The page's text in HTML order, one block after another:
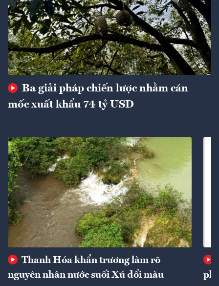
Ba giải pháp chiến lược nhằm cán
mốc xuất khẩu 74 tỷ USD
Thanh Hóa khẩn trương làm rõ
nguyên nhân nước suối Xú đổi màu
phí